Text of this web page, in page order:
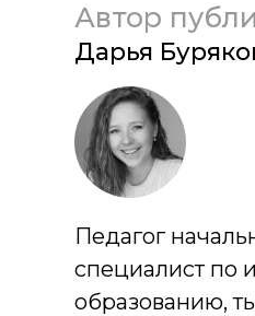
Автор
Дарья
Педагог
специалист по
образованию,